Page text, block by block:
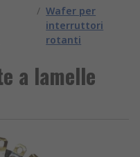
/ Wafer per
interruttori
rotanti
a lamelle